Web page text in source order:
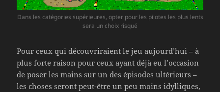
Dans les catégories supérieures, opter pour les pilotes les plus lents
sera un choix risqué
Pour ceux qui découvriraient le jeu aujourd’hui – à
plus forte raison pour ceux ayant déjà eu l’occasion
de poser les mains sur un des épisodes ultérieurs –
les choses seront peut-être un peu moins idylliques,